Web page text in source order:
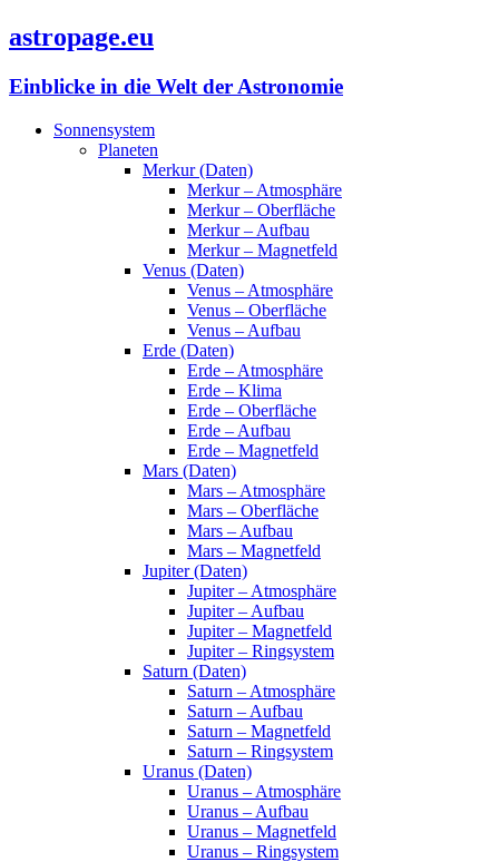
astropage.eu
Einblicke in die Welt der Astronomie
Sonnensystem
Planeten
Merkur (Daten)
Merkur – Atmosphäre
Merkur – Oberfläche
Merkur – Aufbau
Merkur – Magnetfeld
Venus (Daten)
Venus – Atmosphäre
Venus – Oberfläche
Venus – Aufbau
Erde (Daten)
Erde – Atmosphäre
Erde – Klima
Erde – Oberfläche
Erde – Aufbau
Erde – Magnetfeld
Mars (Daten)
Mars – Atmosphäre
Mars – Oberfläche
Mars – Aufbau
Mars – Magnetfeld
Jupiter (Daten)
Jupiter – Atmosphäre
Jupiter – Aufbau
Jupiter – Magnetfeld
Jupiter – Ringsystem
Saturn (Daten)
Saturn – Atmosphäre
Saturn – Aufbau
Saturn – Magnetfeld
Saturn – Ringsystem
Uranus (Daten)
Uranus – Atmosphäre
Uranus – Aufbau
Uranus – Magnetfeld
Uranus – Ringsystem